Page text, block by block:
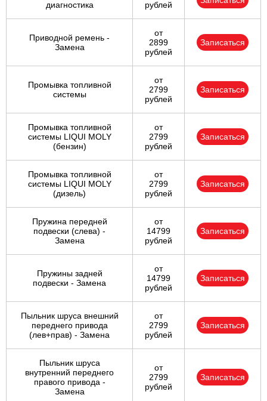
диагностика
рублей
Приводной ремень -
Замена
от
2899
рублей
Записаться
Промывка топливной
системы
от
2799
рублей
Записаться
Промывка топливной
системы LIQUI MOLY
(бензин)
от
2799
рублей
Записаться
Промывка топливной
системы LIQUI MOLY
(дизель)
от
2799
рублей
Записаться
Пружина передней
подвески (слева) -
Замена
от
14799
рублей
Записаться
Пружины задней
подвески - Замена
от
14799
рублей
Записаться
Пыльник шруса внешний
переднего привода
(лев+прав) - Замена
от
2799
рублей
Записаться
Пыльник шруса
внутренний переднего
правого привода -
Замена
от
2799
рублей
Записаться